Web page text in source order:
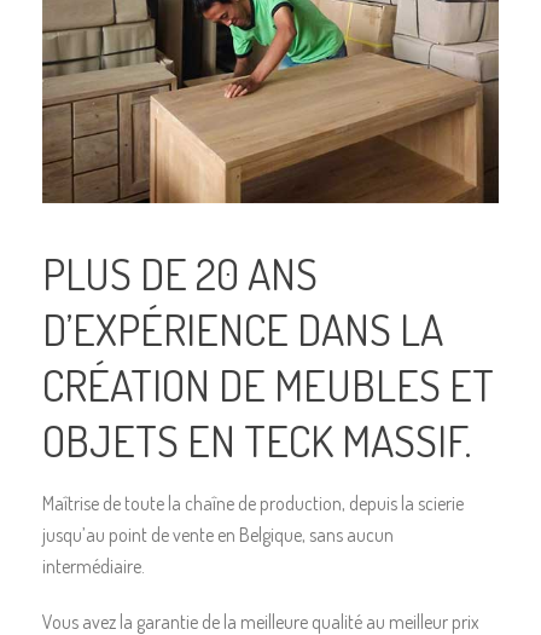
PLUS DE 20 ANS
D’EXPÉRIENCE DANS LA
CRÉATION DE MEUBLES ET
OBJETS EN TECK MASSIF.
Maîtrise de toute la chaîne de production, depuis la scierie
jusqu’au point de vente en Belgique, sans aucun
intermédiaire.
Vous avez la garantie de la meilleure qualité au meilleur prix